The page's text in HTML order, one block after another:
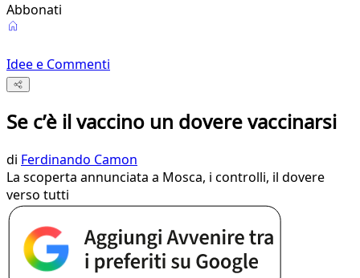
Abbonati
Idee e Commenti
Se cʼè il vaccino un dovere vaccinarsi
di Ferdinando Camon
La scoperta annunciata a Mosca, i controlli, il dovere
verso tutti